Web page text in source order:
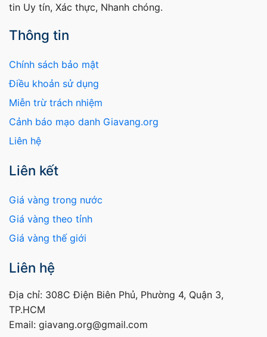
tin Uy tín, Xác thực, Nhanh chóng.
Thông tin
Chính sách bảo mật
Điều khoản sử dụng
Miễn trừ trách nhiệm
Cảnh báo mạo danh Giavang.org
Liên hệ
Liên kết
Giá vàng trong nước
Giá vàng theo tỉnh
Giá vàng thế giới
Liên hệ
Địa chỉ: 308C Điện Biên Phủ, Phường 4, Quận 3,
TP.HCM
Email: giavang.org@gmail.com